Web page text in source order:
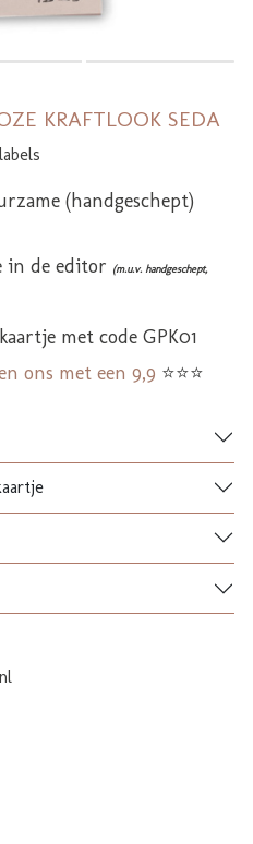
KRAFTLOOK SEDA
(handgeschept)
in de editor (m.u.v. handgeschept,
met code GPK01
ons met een 9,9 ⭐⭐⭐